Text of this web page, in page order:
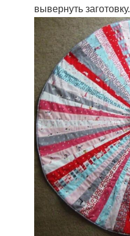
вывернуть заготовку.